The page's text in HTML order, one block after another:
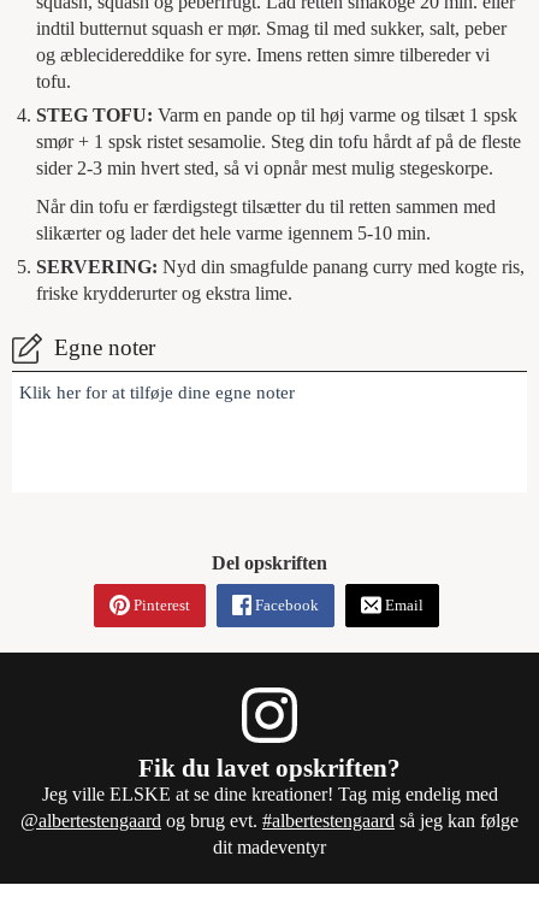
indtil butternut squash er mør. Smag til med sukker, salt, peber
og æblecidereddike for syre. Imens retten simre tilbereder vi
tofu.
STEG TOFU: Varm en pande op til høj varme og tilsæt 1 spsk
smør + 1 spsk ristet sesamolie. Steg din tofu hårdt af på de fleste
sider 2-3 min hvert sted, så vi opnår mest mulig stegeskorpe.
Når din tofu er færdigstegt tilsætter du til retten sammen med
slikærter og lader det hele varme igennem 5-10 min.
SERVERING: Nyd din smagfulde panang curry med kogte ris,
friske krydderurter og ekstra lime.
Egne noter
Klik her for at tilføje dine egne noter
Del opskriften
Pinterest Facebook Email
Fik du lavet opskriften?
Jeg ville ELSKE at se dine kreationer! Tag mig endelig med
@albertestengaard og brug evt. #albertestengaard så jeg kan følge
dit madeventyr